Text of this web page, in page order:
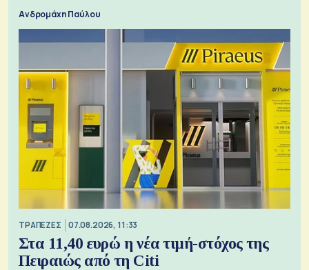
Ανδρομάχη Παύλου
ΤΡΑΠΕΖΕΣ 07.08.2026, 11:33
Στα 11,40 ευρώ η νέα τιμή-στόχος της
Πειραιώς από τη Citi